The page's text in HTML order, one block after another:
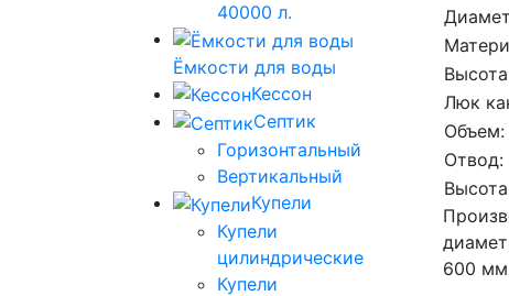
40000 л.
Ёмкости для воды
Кессон
Септик
Горизонтальный
Вертикальный
Купели
Купели
цилиндрические
Купели
Люк
Объем:
Отвод:
600